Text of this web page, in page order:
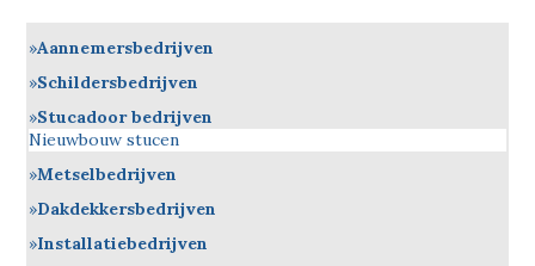
Aannemersbedrijven
Schildersbedrijven
Stucadoor bedrijven
Nieuwbouw stucen
Metselbedrijven
Dakdekkersbedrijven
Installatiebedrijven